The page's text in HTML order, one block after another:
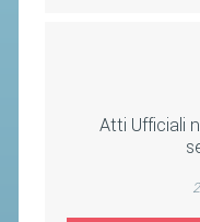
Atti Ufficiali